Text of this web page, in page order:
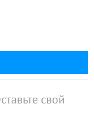
свой